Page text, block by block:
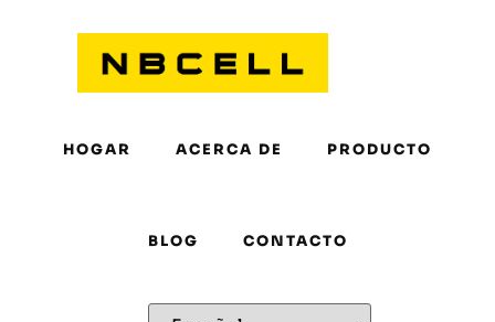
HOGAR ACERCA DE PRODUCTO
BLOG CONTACTO